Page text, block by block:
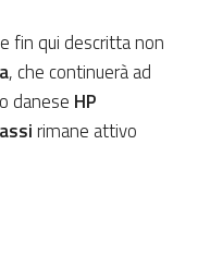
fin qui descritta non
, che continuerà ad
danese HP
rimane attivo